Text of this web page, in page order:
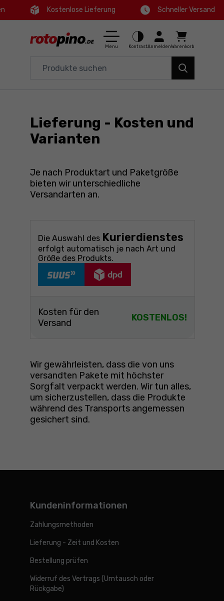
Hauptmenü
Fußzeile
Kostenlose Lieferung Schneller Versand
Menu KontrastAnmeldenWarenkorb
Haus und Garten
Angebote
Lieferung - Kosten und
Varianten
Je nach Produktart und Paketgröße
bieten wir unterschiedliche
Versandarten an.
Die Auswahl des Kurierdienstes
erfolgt automatisch je nach Art und
Größe des Produkts.
Kosten für den
Versand
KOSTENLOS!
Wir gewährleisten, dass die von uns
versandten Pakete mit höchster
Sorgfalt verpackt werden. Wir tun alles,
um sicherzustellen, dass die Produkte
während des Transports angemessen
gesichert sind.
Kundeninformationen
Zahlungsmethoden
Lieferung - Zeit und Kosten
Bestellung prüfen
Widerruf des Vertrags (Umtausch oder
Rückgabe)